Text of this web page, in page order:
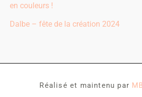
en couleurs !
Dalbe – fête de la création 2024
Réalisé et maintenu par